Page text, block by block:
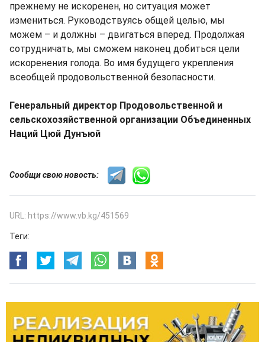
прежнему не искоренен, но ситуация может
измениться. Руководствуясь общей целью, мы
можем – и должны – двигаться вперед. Продолжая
сотрудничать, мы сможем наконец добиться цели
искоренения голода. Во имя будущего укрепления
всеобщей продовольственной безопасности.
Генеральный директор Продовольственной и
сельскохозяйственной организации Объединенных
Наций Цюй Дунъюй
Сообщи свою новость:
URL: https://www.vb.kg/451569
Теги: